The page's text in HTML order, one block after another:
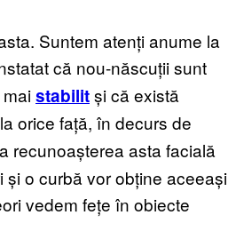
Suntem atenți anume la
că nou-născuții sunt
stabilitși că există
orice față, în decurs de
recunoașterea asta facială
o curbă vor obține aceeași
vedem fețe în obiecte